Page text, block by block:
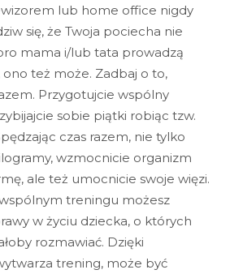
lub home office nigdy
się, że Twoja pociecha nie
mama i/lub tata prowadzą
ono też może. Zadbaj o to,
Przygotujcie wspólny
sobie piątki robiąc tzw.
czas razem, nie tylko
wzmocnicie organizm
ale też umocnicie swoje więzi.
treningu możesz
w życiu dziecka, o których
rozmawiać. Dzięki
trening, może być